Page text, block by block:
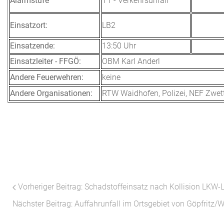
Einsatzort: LB2
Einsatzende:
13:50 Uhr
Einsatzleiter - FFGÖ:
OBM Karl Anderl
Andere Feuerwehren:
keine
Andere Organisationen:
RTW Waidhofen, Polizei, NEF
Vorheriger Beitrag: Schadstoffeinsatz nach Kollision
Nächster Beitrag: Auffahrunfall im Ortsgebiet von Göpfritz/